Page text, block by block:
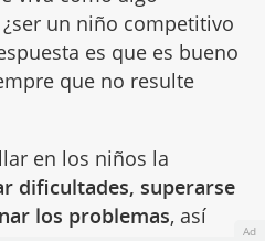
un niño competitivo
es que es bueno
que no resulte
en los niños la
dificultades, superarse
los problemas, así
Ad